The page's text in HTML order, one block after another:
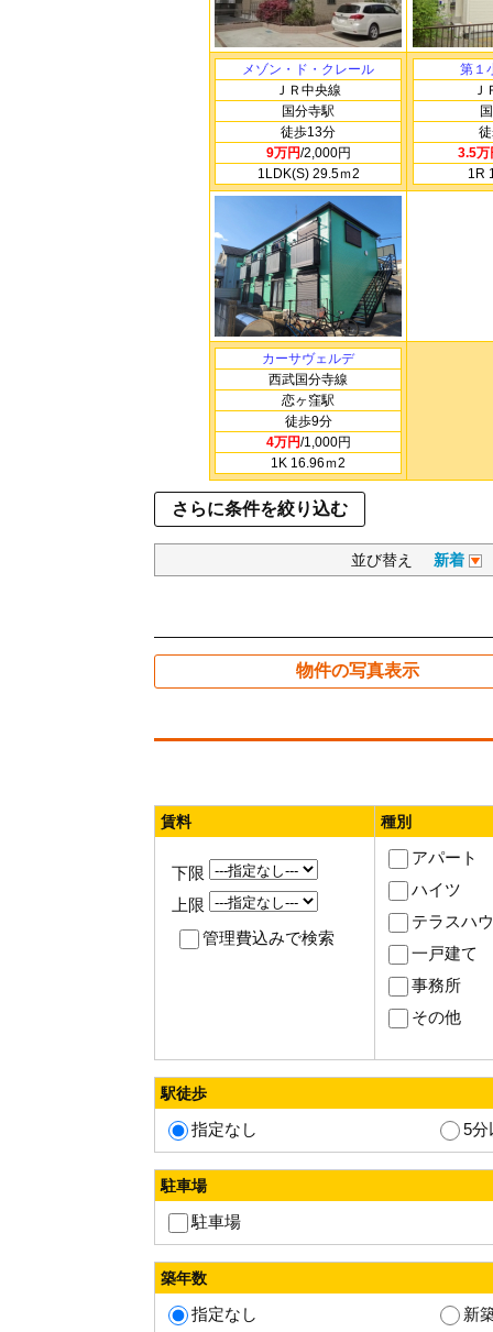
メゾン・ド・クレール
ＪＲ中央線
国分寺駅
徒歩13分
9万円/2,000円
1LDK(S) 29.5ｍ2
第１
Ｊ
3.5万
1R
カーサヴェルデ
西武国分寺線
恋ヶ窪駅
徒歩9分
4万円/1,000円
1K 16.96ｍ2
さらに条件を絞り込む
並び替え 新着
物件の写真表示
賃料
下限
上限
管理費込みで検索
種別
アパート
ハイツ
テラスハ
一戸建て
事務所
その他
駅徒歩
指定なし 5分
駐車場
駐車場
築年数
指定なし
新